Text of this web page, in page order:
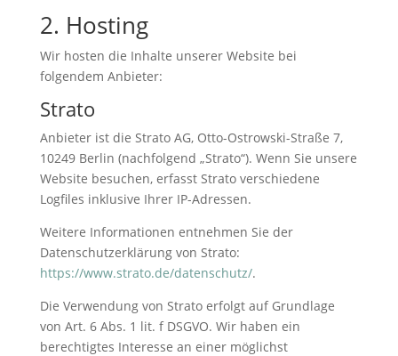
2. Hosting
Wir hosten die Inhalte unserer Website bei
folgendem Anbieter:
Strato
Anbieter ist die Strato AG, Otto-Ostrowski-Straße 7,
10249 Berlin (nachfolgend „Strato“). Wenn Sie unsere
Website besuchen, erfasst Strato verschiedene
Logfiles inklusive Ihrer IP-Adressen.
Weitere Informationen entnehmen Sie der
Datenschutzerklärung von Strato:
https://www.strato.de/datenschutz/.
Die Verwendung von Strato erfolgt auf Grundlage
von Art. 6 Abs. 1 lit. f DSGVO. Wir haben ein
berechtigtes Interesse an einer möglichst